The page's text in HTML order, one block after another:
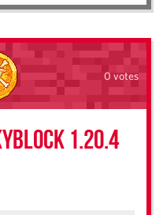
0 votes
1.20.4